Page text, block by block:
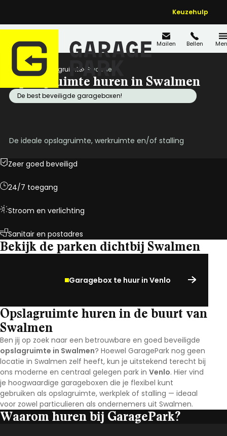
Keuzehulp
Mailen Bellen
Home Opslagruimte Swalmen
Opslagruimte huren in Swalmen
De best beveiligde garageboxen!
De ideale opslagruimte, werkruimte en/of stalling
Zeer goed beveiligd
24/7 toegang
Stroom en verlichting
Sanitair en postadres
Bekijk de parken dichtbij Swalmen
Garagebox te huur in Venlo
Opslagruimte huren in de buurt van
Swalmen
Ben jij op zoek naar een betrouwbare en goed beveiligde
opslagruimte in Swalmen? Hoewel GaragePark nog geen
locatie in Swalmen zelf heeft, kun je uitstekend terecht bij
ons moderne en centraal gelegen park in Venlo. Hier vind
je hoogwaardige garageboxen die je flexibel kunt
gebruiken als opslagruimte, werkplek of stalling — ideaal
voor zowel particulieren als ondernemers uit Swalmen.
Waarom huren bij GaragePark?